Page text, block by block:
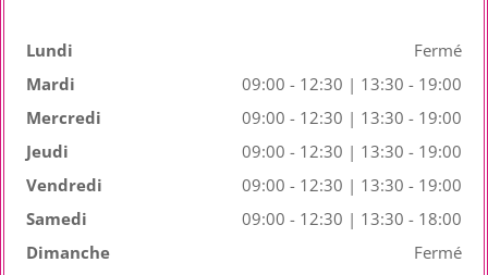
Lundi
Fermé
Mardi
09:00 - 12:30 | 13:30 - 19:00
Mercredi
09:00 - 12:30 | 13:30 - 19:00
Jeudi
09:00 - 12:30 | 13:30 - 19:00
Vendredi
09:00 - 12:30 | 13:30 - 19:00
Samedi
09:00 - 12:30 | 13:30 - 18:00
Dimanche
Fermé